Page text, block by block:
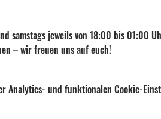
samstags jeweils von 18:00 bis 01:00
– wir freuen uns auf euch!
Analytics- und funktionalen Cookie-